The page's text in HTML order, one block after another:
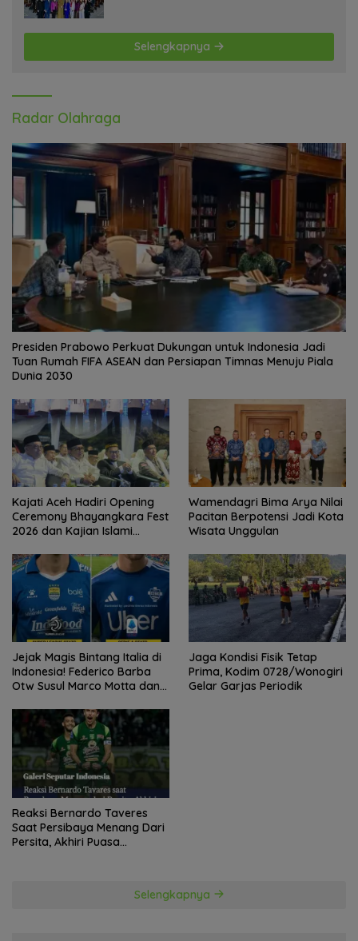
Selengkapnya
Radar Olahraga
Presiden Prabowo Perkuat Dukungan untuk Indonesia Jadi
Tuan Rumah FIFA ASEAN dan Persiapan Timnas Menuju Piala
Dunia 2030
Kajati Aceh Hadiri Opening
Ceremony Bhayangkara Fest
2026 dan Kajian Islami
Adi Hidayat
Wamendagri Bima Arya Nilai
Pacitan Berpotensi Jadi Kota
Wisata Unggulan
Jejak Magis Bintang Italia di
Indonesia! Federico Barba
Otw Susul Marco Motta dan
Trofi?
Jaga Kondisi Fisik Tetap
Prima, Kodim 0728/Wonogiri
Gelar Garjas Periodik
Reaksi Bernardo Taveres
Saat Persibaya Menang Dari
Persita, Akhiri Puasa
Selengkapnya